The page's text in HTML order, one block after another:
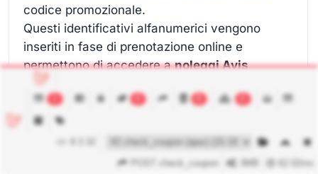
codice promozionale.
Questi identificativi alfanumerici vengono
inseriti in fase di prenotazione online e
permettono di accedere anoleggi Avis
scontati
categoria o servizi inclusi.
collegato a:
62.02ms
POST check_coupon